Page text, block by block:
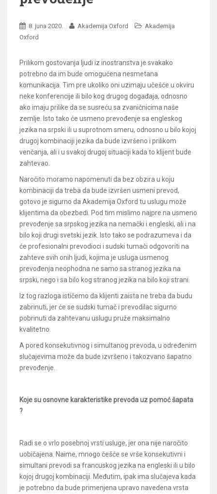
8. juna 2020. Akademija Oxford
Akademija
Oxford
Prilikom gostovanja ljudi iz inostranstva je svakako
potrebno da im bude omogućena nesmetana
komunikacija. Tim pre ukoliko oni uzimaju učešće u okviru
neke konferencije ili bilo kog drugog događaja, odnosno
ako imaju prilike da se susreću sa zvaničnicima naše
zemlje. Isto tako će usmeno prevođenje sa engleskog
jezika na srpski ili u suprotnom smeru, odnosno u bilo kojoj
drugoj kombinaciji jezika da bude izvršeno i prilikom
venčanja, ali i u svakoj drugoj situaciji kada to klijent bude
zahtevao.
Naročito moramo napomenuti da bez obzira u koju
kombinaciji da treba da bude izvršen usmeni prevod,
gotovo je sigurno da Akademija Oxford tu uslugu može
klijentima da obezbedi. Pod tim mislimo najpre na usmeno
prevođenje sa srpskog jezika na nemački i engleski, ali i na
bilo koji drugi svetski jezik. Isto tako se podrazumeva i da
će profesionalni prevodioci i sudski tumači odgovoriti na
zahteve svih onih ljudi, kojima je usluga usmenog
prevođenja neophodna ne samo sa stranog jezika na
srpski, nego i sa bilo kog stranog jezika na bilo koji strani.
Iz tog razloga ističemo da klijenti zaista ne treba da budu
zabrinuti, jer će se sudski tumač i prevodilac sigurno
pobrinuti da zahtevanu uslugu pruže maksimalno
kvalitetno.
A pored konsekutivnog i simultanog prevoda, u određenim
slučajevima može da bude izvršeno i takozvano šapatno
prevođenje.
Koje su osnovne karakteristike prevoda uz pomoć šapata
?
Radi se o vrlo posebnoj vrsti usluge, jer ona nije naročito
uobičajena. Naime, mnogo češće se vrše konsekutivni i
simultani prevodi sa francuskog jezika na engleski ili u bilo
kojoj drugoj kombinaciji. Međutim, ipak ima slučajeva kada
je potrebno da bude primenjena upravo navedena vrsta